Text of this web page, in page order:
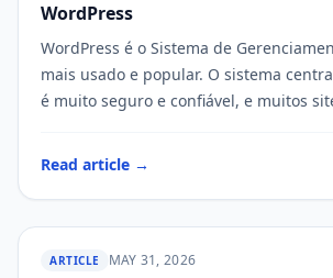
WordPress
WordPress é o Sistema de
mais usado e popular. O sistema
é muito seguro e confiável, e muitos
Read article →
ARTICLE MAY 31, 2026